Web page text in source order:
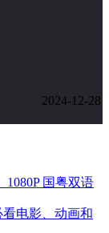
2024-12-28
国粤双语
看电影、动画和